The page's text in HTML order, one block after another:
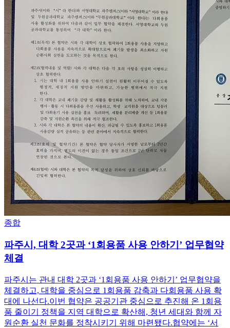
종합
파주시, 대학 2곳과 ‘1회용품 사용 안하기’ 업무협약
체결
파주시는 관내 대학 2곳과 ‘1회용품 사용 안하기’ 업무협약을
체결하고, 대학을 중심으로 1회용품 감축과 다회용품 사용 확
대에 나선다.이번 협약은 공공기관 중심으로 추진해 온 1회용
품 줄이기 정책을 지역 대학으로 확산해, 청년 세대와 함께 자
원순환 실천 문화를 정착시키기 위해 마련됐다.협약에는 ‘서